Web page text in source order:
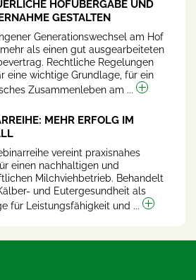
HOFÜBERGABE UND
GESTALTEN
Generationswechsel am Hof
als einen gut ausgearbeiteten
Rechtliche Regelungen
eine wichtige Grundlage, für ein
Zusammenleben am ...
MEHR ERFOLG IM
vereint praxisnahes
einen nachhaltigen und
Milchviehbetrieb. Behandelt
und Eutergesundheit als
für Leistungsfähigkeit und ...